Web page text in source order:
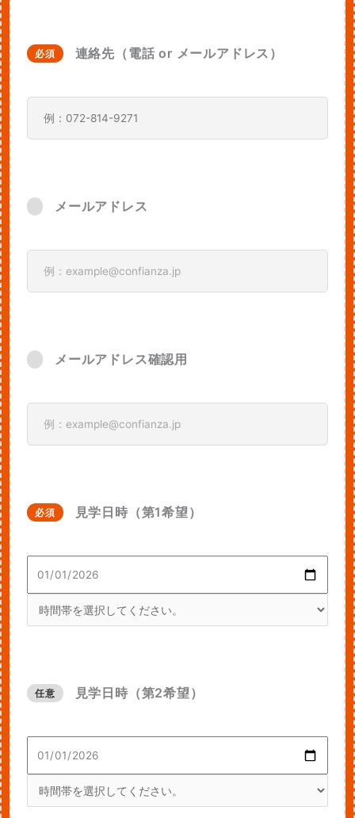
必須 連絡先（電話 or メールアドレス）
メールアドレス
メールアドレス確認用
必須 見学日時（第1希望）
任意 見学日時（第2希望）